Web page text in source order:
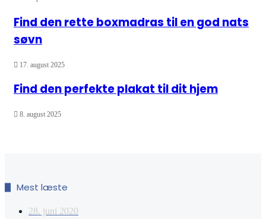
Find den rette boxmadras til en god nats
søvn
17. august 2025
Find den perfekte plakat til dit hjem
8. august 2025
Mest læste
28. juni 2020